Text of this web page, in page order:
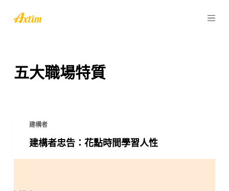
至
內
容
五大職場特質
建構者
建構者忠告：花點時間學習人性